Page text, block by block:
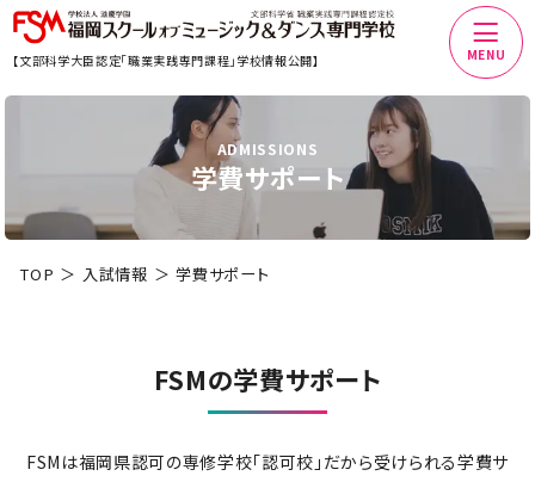
【文部科学大臣認定「職業実践専門課程」学校情報公開】 MENU
ADMISSIONS
学費サポート
TOP 入試情報 学費サポート
FSMの学費サポート
FSMは福岡県認可の専修学校「認可校」だから受けられる学費サ